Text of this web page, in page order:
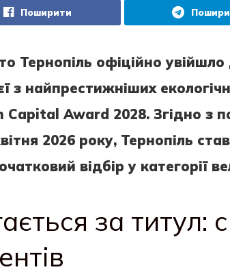
Поширити
Тернопіль офіційно
з найпрестижніших
Capital Award 2028. Згідно з
2026 року, Тернопіль
відбір у категорії
за титул: